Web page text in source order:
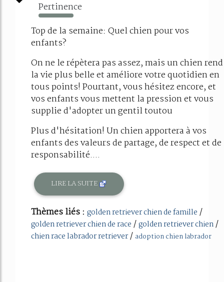
Pertinence
145%
Top de la semaine: Quel chien pour vos
enfants?
On ne le répètera pas assez, mais un chien rend
la vie plus belle et améliore votre quotidien en
tous points! Pourtant, vous hésitez encore, et
vos enfants vous mettent la pression et vous
supplie d'adopter un gentil toutou
Plus d'hésitation! Un chien apportera à vos
enfants des valeurs de partage, de respect et de
responsabilité....
LIRE LA SUITE
Thèmes liés : golden retriever chien de famille /
golden retriever chien de race / golden retriever chien/
chien race labrador retriever/ adoption chien labrador